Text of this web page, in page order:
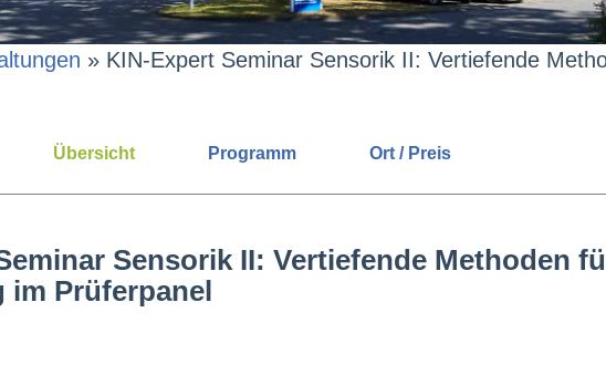
» KIN-Expert Seminar Sensorik II: Vertiefende
Übersicht Programm Ort / Preis
Sensorik II: Vertiefende Methoden
im Prüferpanel